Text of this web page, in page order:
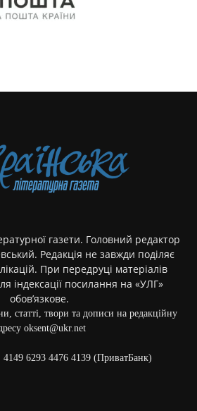
газети. Головний редактор
Редакція не завжди поділяє
При передруці матеріалів
індексації посилання на «УЛГ»
обов’язкове.
статті, твори та дописи на редакційну
oksent@ukr.net
6293 4476 4139 (ПриватБанк)